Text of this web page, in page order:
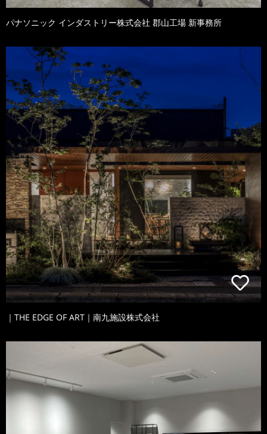
パナソニック インダストリー株式会社 郡山工場 新事務所
｜THE EDGE OF ART｜南九施設株式会社